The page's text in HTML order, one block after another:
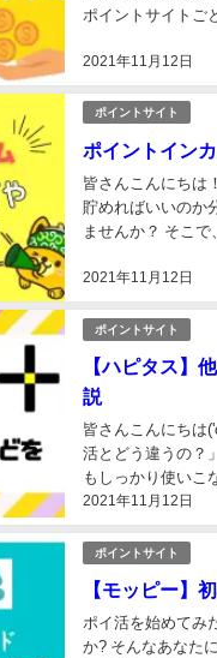
2021年11月12日
ポイントサイトご
ポイントサイト
ポイントイン
2021年11月12日
皆さんこんにちは
貯めればいいのか
ませんか？ そこ
ポイントサイト
【ハピタス】
説
2021年11月12日
皆さんこんにちは
活とどう違うの？
もしっかり使いこ
違う！ハピタスな
ポイントサイト
【モッピー】
ポイ活を始めてみ
か? そんなあなた